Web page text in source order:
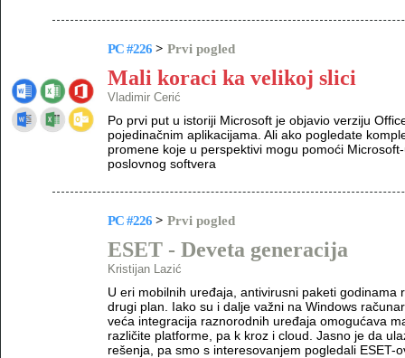
PC #226 > Prvi pogled
Mali koraci ka velikoj slici
Vladimir Cerić
Po prvi put u istoriji Microsoft je objavio verziju
pojedinačnim aplikacijama. Ali ako pogledate
promene koje u perspektivi mogu pomoći
poslovnog softvera
PC #226 > Prvi pogled
ESET - Deveta generacija
Kristijan Lazić
U eri mobilnih uređaja, antivirusni paketi godinama
drugi plan. Iako su i dalje važni na Windows
veća integracija raznorodnih uređaja omogućava
različite platforme, pa k kroz i cloud. Jasno je da
rešenja, pa smo s interesovanjem pogledali ESET-